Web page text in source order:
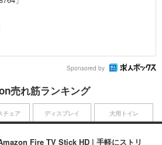
Sponsored by
売れ筋ランキング
Fire TV Stick HD | 手軽にストリ
チェア ディスプレイ 犬用トイレ